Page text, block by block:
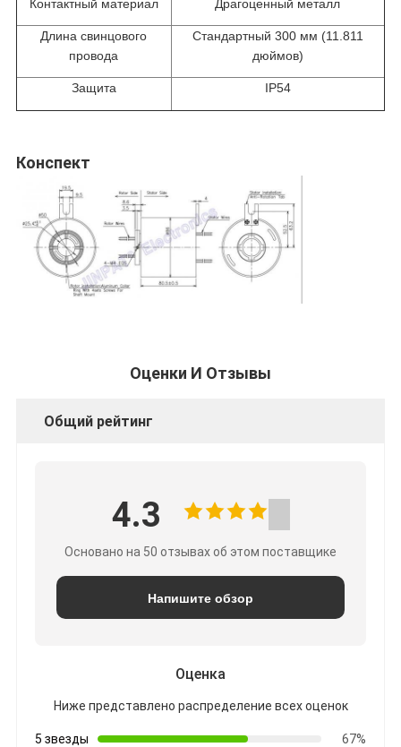
Контактный материал Драгоценный металл
Длина свинцового
провода
Стандартный 300 мм (11.811
дюймов)
Защита IP54
Конспект
Оценки И Отзывы
Общий рейтинг
4.3
Основано на 50 отзывах об этом поставщике
Напишите обзор
Оценка
Ниже представлено распределение всех оценок
5 звезды
67%